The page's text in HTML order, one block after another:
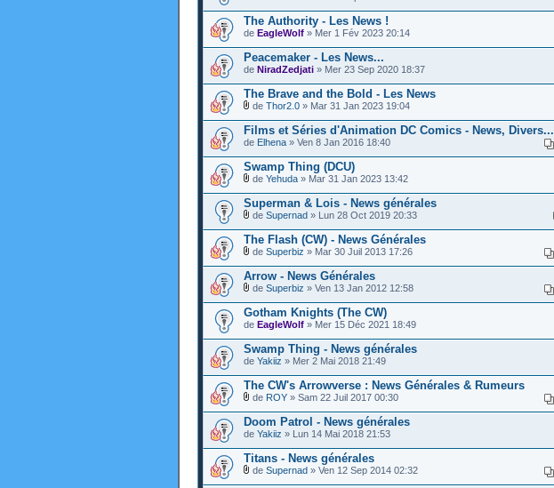
The Authority - Les News !
de EagleWolf » Mer 1 Fév 2023 20:14
Peacemaker - Les News...
de NiradZedjati » Mer 23 Sep 2020 18:37
The Brave and the Bold - Les News
de Thor2.0 » Mar 31 Jan 2023 19:04
Films et Séries d'Animation DC Comics - News, Divers...
de Elhena » Ven 8 Jan 2016 18:40
Swamp Thing (DCU)
de Yehuda » Mar 31 Jan 2023 13:42
Superman & Lois - News générales
de Supernad » Lun 28 Oct 2019 20:33
The Flash (CW) - News Générales
de Superbiz » Mar 30 Juil 2013 17:26
Arrow - News Générales
de Superbiz » Ven 13 Jan 2012 12:58
Gotham Knights (The CW)
de EagleWolf » Mer 15 Déc 2021 18:49
Swamp Thing - News générales
de Yakiiz » Mer 2 Mai 2018 21:49
The CW's Arrowverse : News Générales & Rumeurs
de ROY » Sam 22 Juil 2017 00:30
Doom Patrol - News générales
de Yakiiz » Lun 14 Mai 2018 21:53
Titans - News générales
de Supernad » Ven 12 Sep 2014 02:32